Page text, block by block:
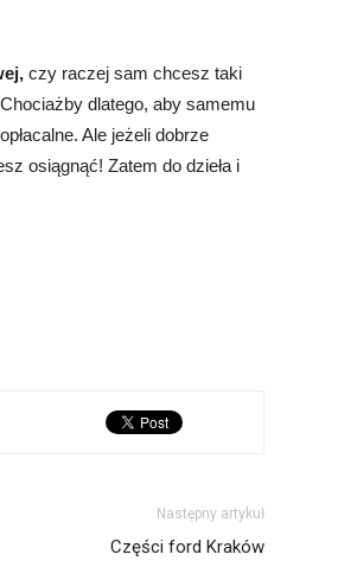
czy raczej sam chcesz taki
dlatego, aby samemu
Ale jeżeli dobrze
osiągnąć! Zatem do dzieła i
Następny artykuł
Części ford Kraków